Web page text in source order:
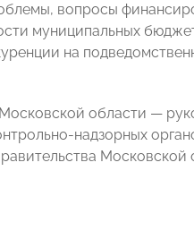
вопросы
муниципальных
на
области —
надзорных
Московской